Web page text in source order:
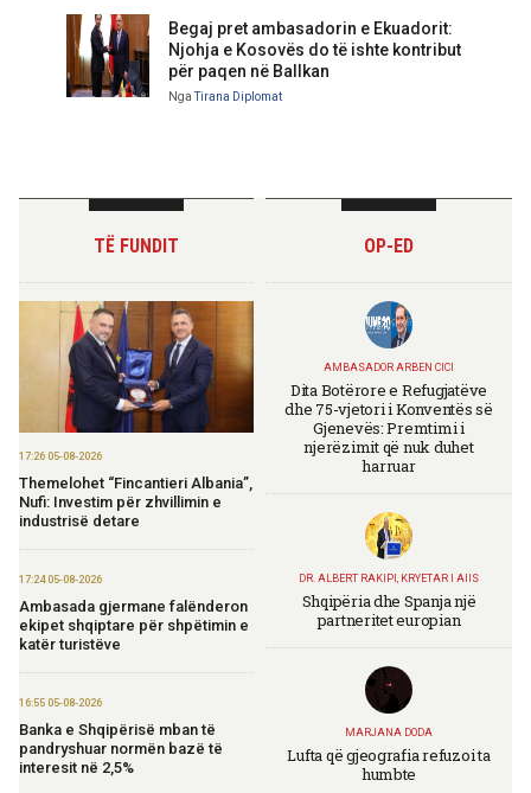
Begaj pret ambasadorin e Ekuadorit:
Njohja e Kosovës do të ishte kontribut
për paqen në Ballkan
NgaTirana Diplomat
TË FUNDIT
17:26 05-08-2026
Themelohet “Fincantieri Albania”,
Nufi: Investim për zhvillimin e
industrisë detare
17:24 05-08-2026
Ambasada gjermane falënderon
ekipet shqiptare për shpëtimin e
katër turistëve
16:55 05-08-2026
Banka e Shqipërisë mban të
pandryshuar normën bazë të
interesit në 2,5%
OP-ED
AMBASADOR ARBEN CICI
Dita Botërore e Refugjatëve
dhe 75-vjetori i Konventës së
Gjenevës: Premtimi i
njerëzimit që nuk duhet
harruar
DR. ALBERT RAKIPI, KRYETAR I AIIS
Shqipëria dhe Spanja një
partneritet europian
MARJANA DODA
Lufta që gjeografia refuzoi ta
humbte